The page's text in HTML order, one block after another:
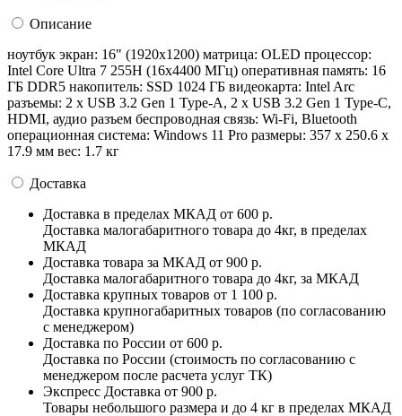
Описание
ноутбук экран: 16" (1920x1200) матрица: OLED процессор:
Intel Core Ultra 7 255H (16x4400 МГц) оперативная память: 16
ГБ DDR5 накопитель: SSD 1024 ГБ видеокарта: Intel Arc
разъемы: 2 x USB 3.2 Gen 1 Type-A, 2 x USB 3.2 Gen 1 Type-C,
HDMI, аудио разъем беспроводная связь: Wi-Fi, Bluetooth
операционная система: Windows 11 Pro pазмеры: 357 x 250.6 x
17.9 мм вес: 1.7 кг
Доставка
Доставка в пределах МКАД от 600 р.
Доставка малогабаритного товара до 4кг, в пределах
МКАД
Доставка товара за МКАД от 900 р.
Доставка малогабаритного товара до 4кг, за МКАД
Доставка крупных товаров от 1 100 р.
Доставка крупногабаритных товаров (по согласованию
с менеджером)
Доставка по России от 600 р.
Доставка по России (стоимость по согласованию с
менеджером после расчета услуг ТК)
Экспресс Доставка от 900 р.
Товары небольшого размера и до 4 кг в пределах МКАД